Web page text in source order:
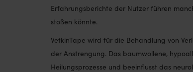
Erfahrungsberichte der Nutzer führen
stoßen könnte.
VetkinTape wird für die Behandlung von
der Anstrengung. Das baumwollene,
Heilungsprozesse und beeinflusst das